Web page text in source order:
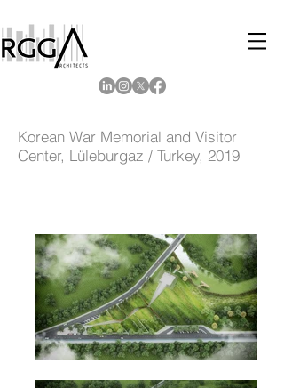
Korean War Memorial and Visitor
Center, Lüleburgaz / Turkey, 2019